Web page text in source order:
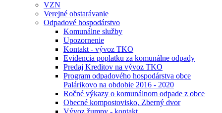
VZN
Verejné obstarávanie
Odpadové hospodárstvo
Komunálne služby
Upozornenie
Kontakt - vývoz TKO
Evidencia poplatku za komunálne odpady
Predaj Kreditov na vývoz TKO
Program odpadového hospodárstva obce
Palárikovo na obdobie 2016 - 2020
Ročné výkazy o komunálnom odpade z obce
Obecné kompostovisko, Zberný dvor
Vývoz žumpy - kontakt